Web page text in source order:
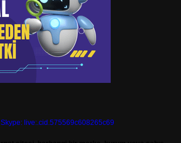
Skype: live:.cid.575569c608265c69